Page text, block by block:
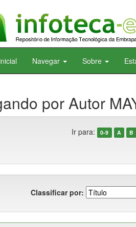
Navegar Sobre
por Autor
Ir para: 0-9 A B
Classificar por: